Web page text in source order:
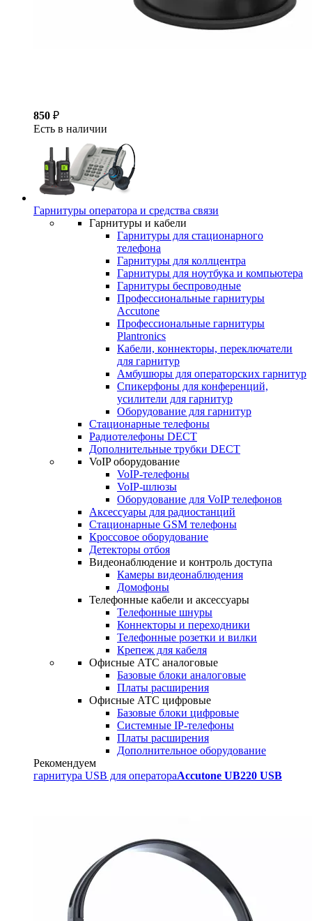
850 ₽
Есть в наличии
Гарнитуры оператора и средства связи
Гарнитуры и кабели
Гарнитуры для стационарного
телефона
Гарнитуры для коллцентра
Гарнитуры для ноутбука и компьютера
Гарнитуры беспроводные
Профессиональные гарнитуры
Accutone
Профессиональные гарнитуры
Plantronics
Кабели, коннекторы, переключатели
для гарнитур
Амбушюры для операторских гарнитур
Cпикерфоны для конференций,
усилители для гарнитур
Оборудование для гарнитур
Стационарные телефоны
Радиотелефоны DECT
Дополнительные трубки DECT
VoIP оборудование
VoIP-телефоны
VoIP-шлюзы
Оборудование для VoIP телефонов
Аксессуары для радиостанций
Стационарные GSM телефоны
Кроссовое оборудование
Детекторы отбоя
Видеонаблюдение и контроль доступа
Камеры видеонаблюдения
Домофоны
Телефонные кабели и аксессуары
Телефонные шнуры
Коннекторы и переходники
Телефонные розетки и вилки
Крепеж для кабеля
Офисные АТС аналоговые
Базовые блоки аналоговые
Платы расширения
Офисные АТС цифровые
Базовые блоки цифровые
Системные IP-телефоны
Платы расширения
Дополнительное оборудование
Рекомендуем
гарнитура USB для оператораAccutone UB220 USB